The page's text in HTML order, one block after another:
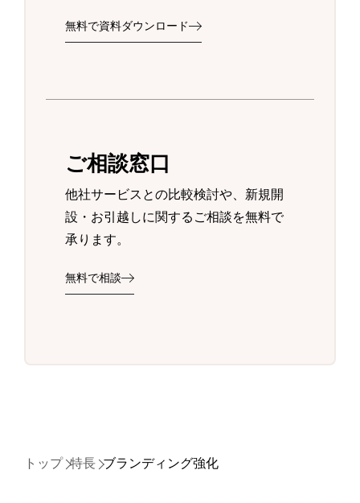
無料で資料ダウンロード
ご相談窓口
他社サービスとの比較検討や、新規開
設・お引越しに関するご相談を無料で
承ります。
無料で相談
トップ 特長 ブランディング強化